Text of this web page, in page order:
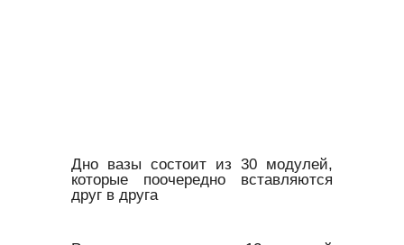
Дно вазы состоит из 30 модулей,
которые поочередно вставляются
друг в друга